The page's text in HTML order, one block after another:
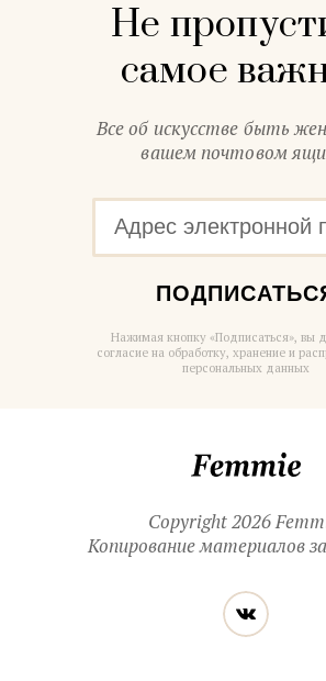
Не
самое
Все об искусстве быть
вашем почтовом
Нажимая кнопку «Подписаться», вы
согласие на обработку, хранение и
персональных данных
Copyright 2026
Копирование материалов
Читайте
нас
в